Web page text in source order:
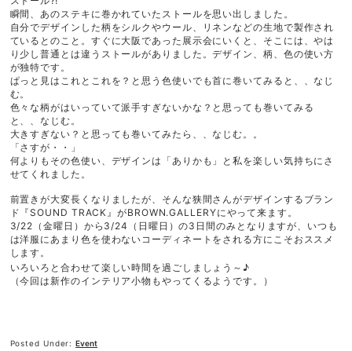
瞬間、あのステキに巻かれていたストールを思い出しました。
自分でデザインした柄をシルクやウール、リネンなどの生地で製作され
ているとのこと。すぐに大阪であった展示会にいくと、そこには、やは
り少し普通とは違うストールがありました。デザイン、柄、色の使い方
が独特です。
ぱっと見はこれとこれを？と思う色使いでも首に巻いてみると、、なじ
む。
色々な柄がはいっていて派手すぎないかな？と思っても巻いてみる
と、、なじむ。
大きすぎない？と思っても巻いてみたら、、なじむ。。
「さすが・・」
何よりもその色使い、デザインは「ありかも」と私を楽しい気持ちにさ
せてくれました。
前置きが大変長くなりましたが、そんな狭間さんがデザインするブラン
ド『SOUND TRACK』がBROWN.GALLERYにやって来ます。
3/22（金曜日）から3/24（日曜日）の3日間のみとなりますが、いつも
は洋服にあまり色を使わないコーディネートをされる方にこそおススメ
します。
いろいろと合わせて楽しい時間を過ごしましょう～♪
（今回は新作のインテリア小物もやってくるようです。）
Posted Under:Event